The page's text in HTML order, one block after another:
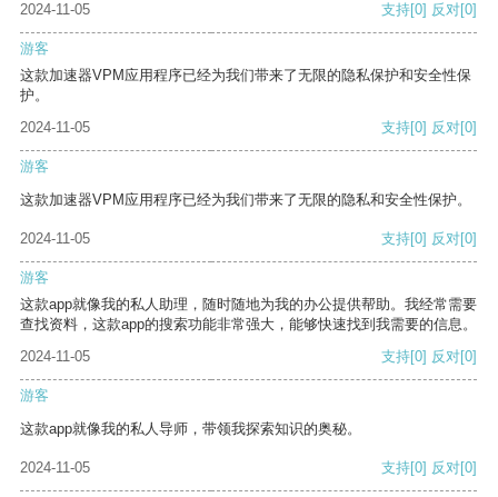
2024-11-05 支持[0] 反对[0]
游客
这款加速器VPM应用程序已经为我们带来了无限的隐私保护和安全性保
护。
2024-11-05
支持[0] 反对[0]
游客
这款加速器VPM应用程序已经为我们带来了无限的隐私和安全性保护。
2024-11-05 支持[0] 反对[0]
游客
这款app就像我的私人助理，随时随地为我的办公提供帮助。我经常需要
查找资料，这款app的搜索功能非常强大，能够快速找到我需要的信息。
2024-11-05
支持[0] 反对[0]
游客
这款app就像我的私人导师，带领我探索知识的奥秘。
2024-11-05 支持[0] 反对[0]